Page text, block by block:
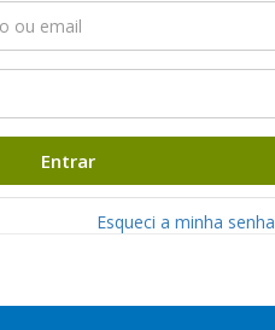
Entrar
Esqueci a minha senha